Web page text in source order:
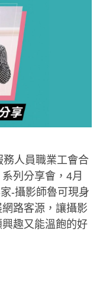
人員職業工會合
系列分享會，4月
-攝影師魯可現身
路客源，讓攝影
趣又能溫飽的好